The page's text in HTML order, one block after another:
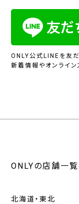
ONLY公式LINEを友だ
新着情報やオンライン
ONLYの店舗一覧
北海道・東北